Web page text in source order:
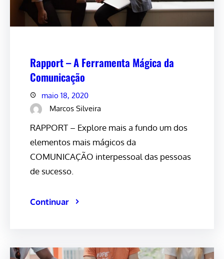
Rapport – A Ferramenta Mágica da
Comunicação
maio 18, 2020
Marcos Silveira
RAPPORT – Explore mais a fundo um dos
elementos mais mágicos da
COMUNICAÇÃO interpessoal das pessoas
de sucesso.
Continuar